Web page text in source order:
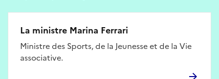
La ministre Marina Ferrari
Ministre des Sports, de la Jeunesse et de la Vie
associative.